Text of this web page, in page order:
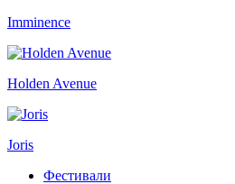
Imminence
Holden Avenue
Joris
Фестивали